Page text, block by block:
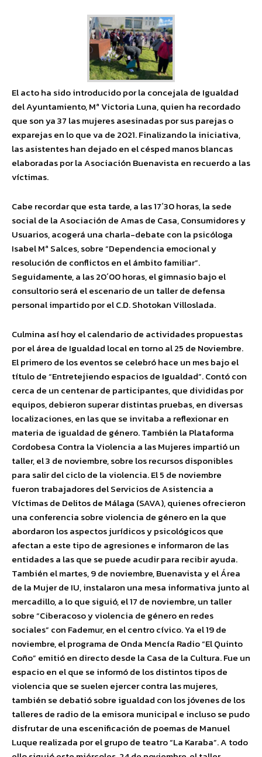
El acto ha sido introducido por la concejala de Igualdad
del Ayuntamiento, Mª Victoria Luna, quien ha recordado
que son ya 37 las mujeres asesinadas por sus parejas o
exparejas en lo que va de 2021. Finalizando la iniciativa,
las asistentes han dejado en el césped manos blancas
elaboradas por la Asociación Buenavista en recuerdo a las
víctimas.
Cabe recordar que esta tarde, a las 17´30 horas, la sede
social de la Asociación de Amas de Casa, Consumidores y
Usuarios, acogerá una charla-debate con la psicóloga
Isabel Mª Salces, sobre “Dependencia emocional y
resolución de conflictos en el ámbito familiar”.
Seguidamente, a las 20´00 horas, el gimnasio bajo el
consultorio será el escenario de un taller de defensa
personal impartido por el C.D. Shotokan Villoslada.
Culmina así hoy el calendario de actividades propuestas
por el área de Igualdad local en torno al 25 de Noviembre.
El primero de los eventos se celebró hace un mes bajo el
título de “Entretejiendo espacios de Igualdad”. Contó con
cerca de un centenar de participantes, que divididas por
equipos, debieron superar distintas pruebas, en diversas
localizaciones, en las que se invitaba a reflexionar en
materia de igualdad de género. También la Plataforma
Cordobesa Contra la Violencia a las Mujeres impartió un
taller, el 3 de noviembre, sobre los recursos disponibles
para salir del ciclo de la violencia. El 5 de noviembre
fueron trabajadores del Servicios de Asistencia a
Víctimas de Delitos de Málaga (SAVA), quienes ofrecieron
una conferencia sobre violencia de género en la que
abordaron los aspectos jurídicos y psicológicos que
afectan a este tipo de agresiones e informaron de las
entidades a las que se puede acudir para recibir ayuda.
También el martes, 9 de noviembre, Buenavista y el Área
de la Mujer de IU, instalaron una mesa informativa junto al
mercadillo, a lo que siguió, el 17 de noviembre, un taller
sobre “Ciberacoso y violencia de género en redes
sociales” con Fademur, en el centro cívico. Ya el 19 de
noviembre, el programa de Onda Mencía Radio “El Quinto
Coño” emitió en directo desde la Casa de la Cultura. Fue un
espacio en el que se informó de los distintos tipos de
violencia que se suelen ejercer contra las mujeres,
también se debatió sobre igualdad con los jóvenes de los
talleres de radio de la emisora municipal e incluso se pudo
disfrutar de una escenificación de poemas de Manuel
Luque realizada por el grupo de teatro “La Karaba”. A todo